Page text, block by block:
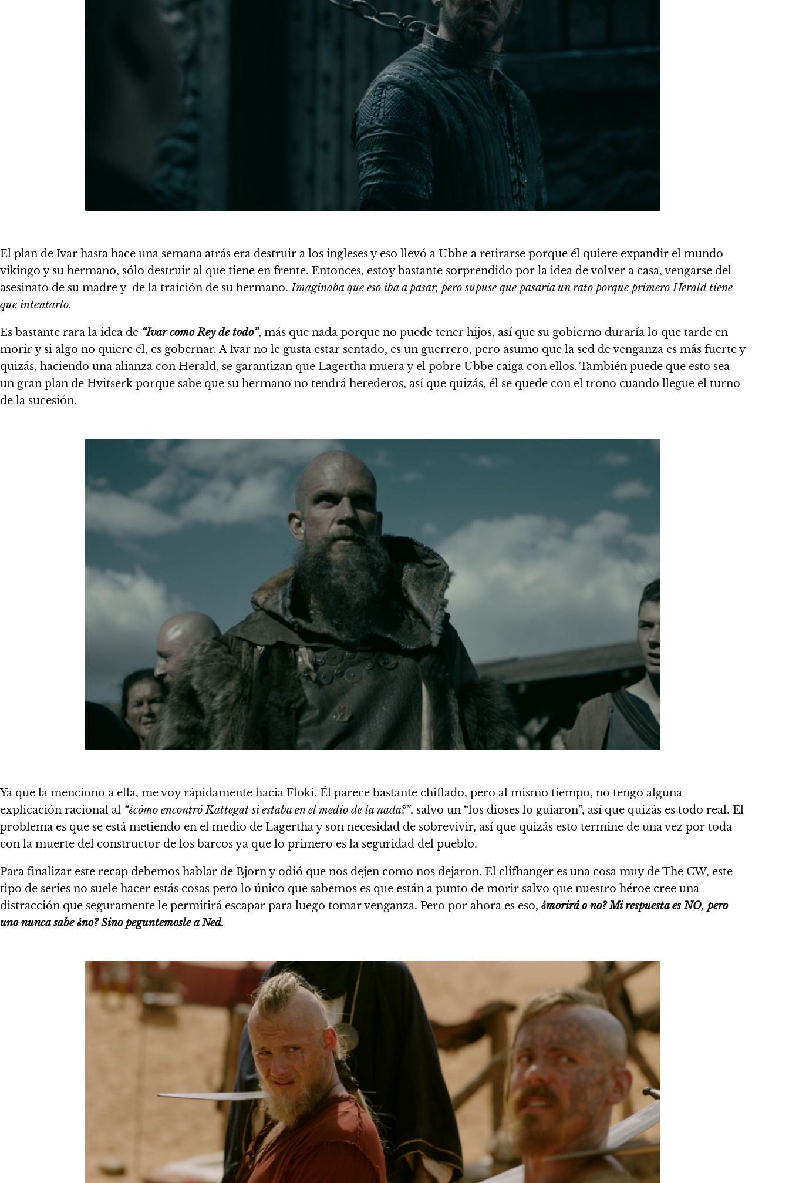
El plan de Ivar hasta hace una semana atrás era destruir a los ingleses y eso llevó a Ubbe a retirarse porque él quiere expandir el mundo
vikingo y su hermano, sólo destruir al que tiene en frente. Entonces, estoy bastante sorprendido por la idea de volver a casa, vengarse del
asesinato de su madre y de la traición de su hermano.Imaginaba que eso iba a pasar, pero supuse que pasaría un rato porque primero Herald tiene
que intentarlo.
Es bastante rara la idea de “Ivar como Rey de todo”, más que nada porque no puede tener hijos, así que su gobierno duraría lo que tarde en
morir y si algo no quiere él, es gobernar. A Ivar no le gusta estar sentado, es un guerrero, pero asumo que la sed de venganza es más fuerte y
quizás, haciendo una alianza con Herald, se garantizan que Lagertha muera y el pobre Ubbe caiga con ellos. También puede que esto sea
un gran plan de Hvitserk porque sabe que su hermano no tendrá herederos, así que quizás, él se quede con el trono cuando llegue el turno
de la sucesión.
Ya que la menciono a ella, me voy rápidamente hacia Floki. Él parece bastante chiflado, pero al mismo tiempo, no tengo alguna
explicación racional al “¿cómo encontró Kattegat si estaba en el medio de la nada?”, salvo un “los dioses lo guiaron”, así que quizás es todo real. El
problema es que se está metiendo en el medio de Lagertha y son necesidad de sobrevivir, así que quizás esto termine de una vez por toda
con la muerte del constructor de los barcos ya que lo primero es la seguridad del pueblo.
Para finalizar este recap debemos hablar de Bjorn y odió que nos dejen como nos dejaron. El clifhanger es una cosa muy de The CW, este
tipo de series no suele hacer estás cosas pero lo único que sabemos es que están a punto de morir salvo que nuestro héroe cree una
distracción que seguramente le permitirá escapar para luego tomar venganza. Pero por ahora es eso, ¿morirá o no? Mi respuesta es NO, pero
uno nunca sabe ¿no? Sino peguntemosle a Ned.